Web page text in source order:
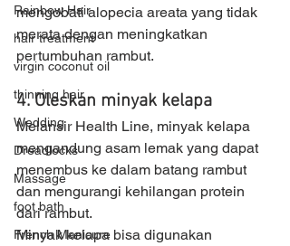
Rainbow Hair
hair treatment
virgin coconut oil
thinning hair
Wedding
Dreadlocks
Massage
foot bath
French Manicure
mengobati alopecia areata yang tidak
merata dengan meningkatkan
pertumbuhan rambut.
4. Oleskan minyak kelapa
Melansir Health Line, minyak kelapa
mengandung asam lemak yang dapat
menembus ke dalam batang rambut
dan mengurangi kehilangan protein
dari rambut.
Minyak kelapa bisa digunakan